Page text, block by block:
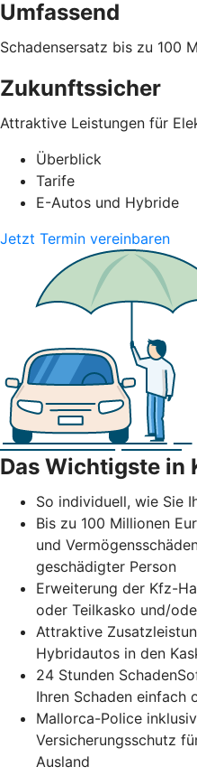
Umfassend
Schadensersatz bis zu 100
Zukunftssicher
Attraktive Leistungen für
Überblick
Tarife
E-Autos und Hybride
Jetzt Termin vereinbaren
Das Wichtigste in
So individuell, wie Sie
Bis zu 100 Millionen
und
geschädigter Person
Erweiterung der Kfz-
oder Teilkasko und/
Attraktive
Hybridautos in den
24 Stunden
Ihren Schaden einfach
Mallorca-Police
Versicherungsschutz
Ausland